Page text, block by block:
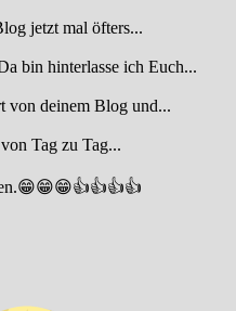
jetzt mal öfters...
bin hinterlasse ich Euch...
von deinem Blog und...
Tag zu Tag...